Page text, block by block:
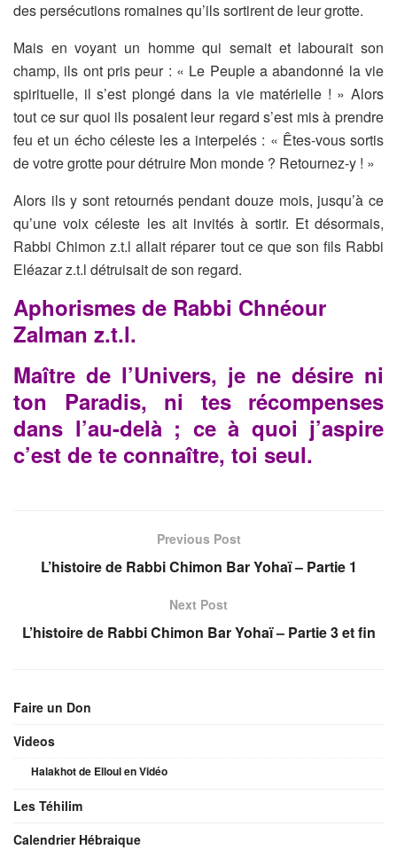
des persécutions romaines qu’ils sortirent de leurgrotte.
Mais en voyant un homme qui semait et labourait son
champ, ils ont pris peur : « Le Peuple a abandonné la vie
spirituelle, il s’est plongédans la vie matérielle ! » Alors
tout ce sur quoi ils posaient leur regards’est mis à prendre
feu et un écho céleste les a interpelés : « Êtes-vous sortis
de votre grotte pour détruire Mon monde ? Retournez-y ! »
Alors ils y sont retournés pendant douze mois, jusqu’à ce
qu’une voixcéleste les ait invités à sortir. Et désormais,
Rabbi Chimon z.t.l allait réparer tout ce que son fils Rabbi
Eléazar z.t.l détruisait de son regard.
Aphorismes de Rabbi Chnéour
Zalman z.t.l.
Maître de l’Univers, je ne désire ni
ton Paradis, ni tes récompenses
dans l’au-delà ; ce à quoi j’aspire
c’est de te connaître, toi seul.
Previous Post
L’histoire de Rabbi Chimon Bar Yohaï – Partie 1
Next Post
L’histoire de Rabbi Chimon Bar Yohaï – Partie 3 et fin
Faire un Don
Videos
Halakhot de Elloul en Vidéo
Les Téhilim
Calendrier Hébraique